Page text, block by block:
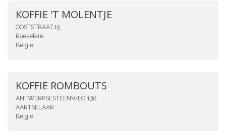
KOFFIE 'T MOLENTJE
OOSTSTRAAT 15
Roeselare
België
KOFFIE ROMBOUTS
ANTWERPSESTEENWEG 136
AARTSELAAR
België